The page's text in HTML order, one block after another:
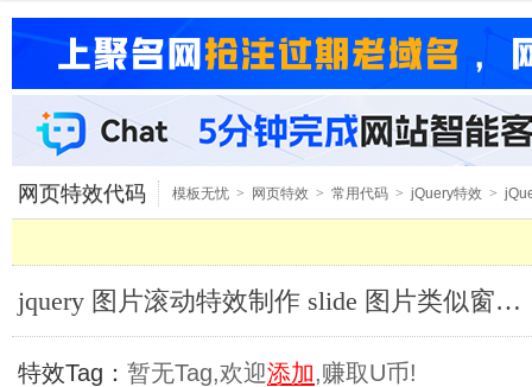
网页特效代码 模板无忧 > 网页特效 > 常用代码 > jQuery特效 >
图片特效 > jQuery图片滚动 >
jquery 图片滚动特效制作 slide 图片类似窗帘式滚动_jQuery图片滚动
特效Tag： 暂无Tag,欢迎添加,赚取U币!